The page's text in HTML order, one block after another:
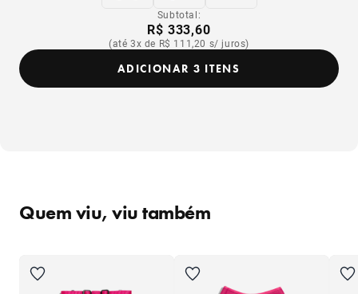
Subtotal:
R$ 333,60
(até 3x de R$ 111,20 s/ juros)
ADICIONAR 3 ITENS
Quem viu, viu também